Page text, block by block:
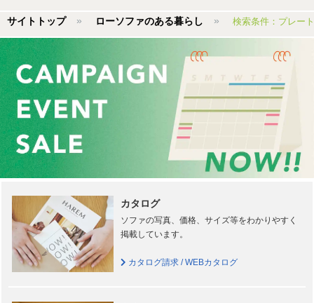
サイトトップ ローソファのある暮らし 検索条件：プレー
カタログ
ソファの写真、価格、サイズ等をわかりやすく
掲載しています。
カタログ請求 / WEBカタログ